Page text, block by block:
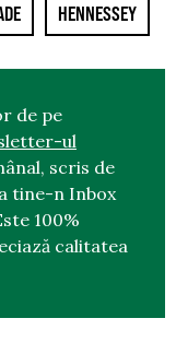
HENNESSEY
de pe
ul
scris de
tine-n Inbox
100%
calitatea